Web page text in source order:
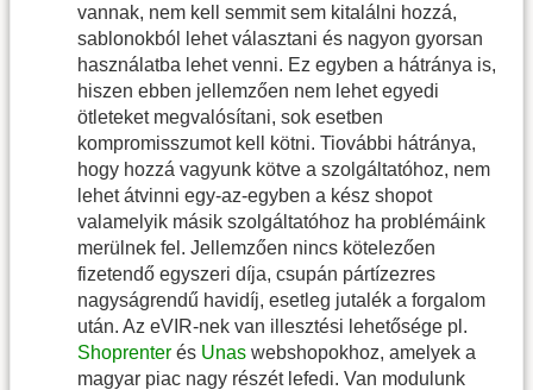
vannak, nem kell semmit sem kitalálni hozzá,
sablonokból lehet választani és nagyon gyorsan
használatba lehet venni. Ez egyben a hátránya is,
hiszen ebben jellemzően nem lehet egyedi
ötleteket megvalósítani, sok esetben
kompromisszumot kell kötni. Tiovábbi hátránya,
hogy hozzá vagyunk kötve a szolgáltatóhoz, nem
lehet átvinni egy-az-egyben a kész shopot
valamelyik másik szolgáltatóhoz ha problémáink
merülnek fel. Jellemzően nincs kötelezően
fizetendő egyszeri díja, csupán pártízezres
nagyságrendű havidíj, esetleg jutalék a forgalom
után. Az eVIR-nek van illesztési lehetősége pl.
Shoprenter és Unas webshopokhoz, amelyek a
magyar piac nagy részét lefedi. Van modulunk